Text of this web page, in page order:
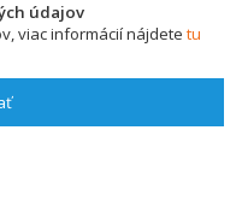
údajov
viac informácií nájdete tu